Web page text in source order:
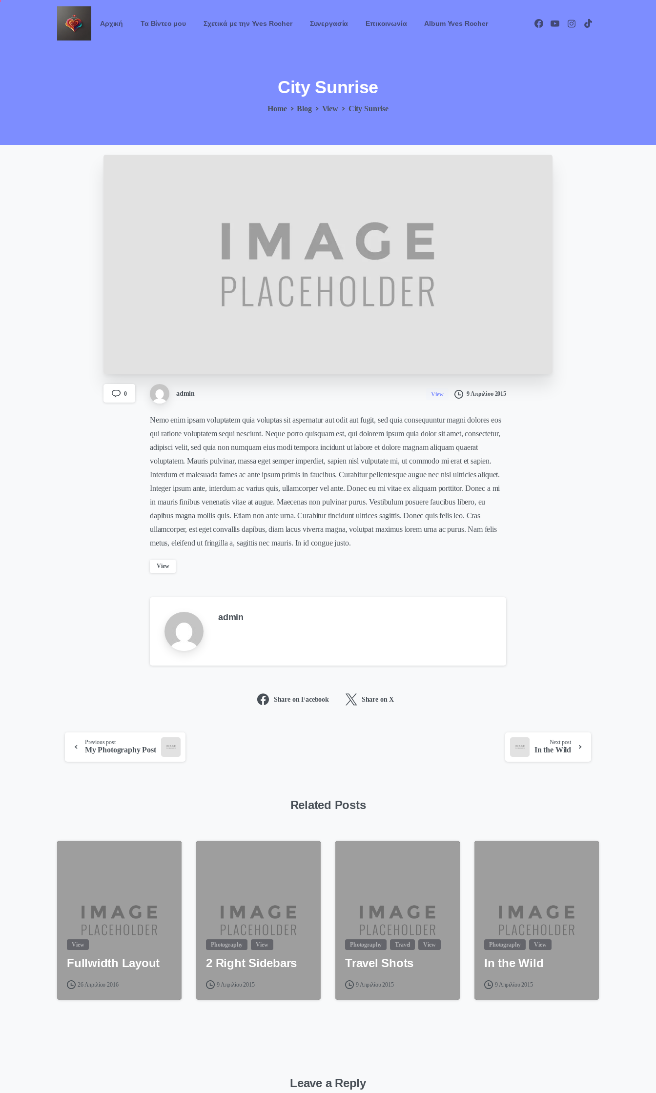
Αρχική Τα Βίντεο μου Σχετικά με την Yves Rocher Συνεργασία Επικοινωνία Album Yves Rocher
City Sunrise
Home Blog View City Sunrise
0 admin View 9 Απριλίου 2015
Nemo enim ipsam voluptatem quia voluptas sit aspernatur aut odit aut fugit, sed quia consequuntur magni dolores eos
qui ratione voluptatem sequi nesciunt. Neque porro quisquam est, qui dolorem ipsum quia dolor sit amet, consectetur,
adipisci velit, sed quia non numquam eius modi tempora incidunt ut labore et dolore magnam aliquam quaerat
voluptatem. Mauris pulvinar, massa eget semper imperdiet, sapien nisl vulputate mi, ut commodo mi erat et sapien.
Interdum et malesuada fames ac ante ipsum primis in faucibus. Curabitur pellentesque augue nec nisl ultricies aliquet.
Integer ipsum ante, interdum ac varius quis, ullamcorper vel ante. Donec eu mi vitae ex aliquam porttitor. Donec a mi
in mauris finibus venenatis vitae at augue. Maecenas non pulvinar purus. Vestibulum posuere faucibus libero, eu
dapibus magna mollis quis. Etiam non ante urna. Curabitur tincidunt ultrices sagittis. Donec quis felis leo. Cras
ullamcorper, est eget convallis dapibus, diam lacus viverra magna, volutpat maximus lorem urna ac purus. Nam felis
metus, eleifend ut fringilla a, sagittis nec mauris. In id congue justo.
View
admin
Share on Facebook Share on X
Continue
Reading
Previous post
My Photography Post
Next post
In the Wild
Related Posts
View
Fullwidth Layout
26 Απριλίου 2016
Photography View
2 Right Sidebars
9 Απριλίου 2015
Photography Travel View
Travel Shots
9 Απριλίου 2015
Photography View
In the Wild
9 Απριλίου 2015
Leave a Reply